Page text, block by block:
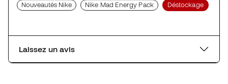
Nouveautés Nike Nike Mad Energy Pack Déstockage
Laissez un avis